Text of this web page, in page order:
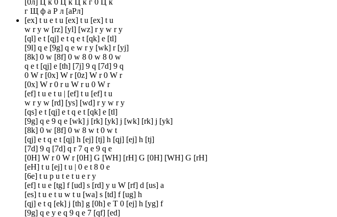
[0л] Ц к 0 Ц к Ц к г 0 Ц к
г Щ ф а Р л [аРл]
[ex] t u e t u [ex] t u [ex] t u
w r y w [rz] [yl] [wz] r y w r y
[ql] e t [qj] e t q e t [qk] e [tl]
[9l] q e [9g] q e w r y [wk] r [yj]
[8k] 0 w [8f] 0 w 8 0 w 8 0 w
q e t [qj] e [th] [7j] 9 q [7d] 9 q
0 W r [0x] W r [0z] W r 0 W r
[0x] W r 0 r u W r u 0 W r
[ef] t u e t u | [ef] t u [ef] t u
w r y w [rd] [ys] [wd] r y w r y
[qs] e t [qj] e t q e t [qk] e [tl]
[9g] q e 9 q e [wk] j [rk] [yk] j [wk] [rk] j [yk]
[8k] 0 w [8f] 0 w 8 w t 0 w t
[qj] e t q e t [qj] h [ej] [tj] h [qj] [ej] h [tj]
[7d] 9 q [7d] q r 7 q e 9 q e
[0H] W r 0 W r [0H] G [WH] [rH] G [0H] [WH] G [rH]
[eH] t u [ej] t u | 0 e t 8 0 e
[6e] t u p u t e t u e r y
[ef] t u e [tg] f [ud] s [rd] y u W [rf] d [us] a
[es] t u e t u w t u [wa] s [td] f [ug] h
[qj] e t q [ek] j [th] g [0h] e T 0 [ej] h [yg] f
[9g] q e y e q 9 q e 7 [qf] [ed]